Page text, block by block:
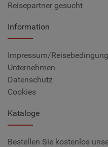
Reisepartner gesucht
Information
Impressum/
Unternehmen
Datenschutz
Cookies
Kataloge
Bestellen Sie kostenlos